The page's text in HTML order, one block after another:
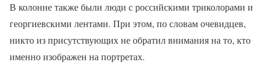
В колонне также были люди с российскими триколорами и
георгиевскими лентами. При этом, по словам очевидцев,
никто из присутствующих не обратил внимания на то, кто
именно изображен на портретах.